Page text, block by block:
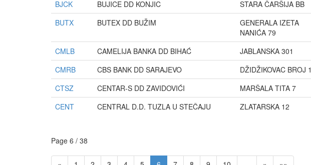
BJCK
BUJICE DD KONJIC STARA ČARŠIJA BB
BUTX
BUTEX DD BUŽIM
GENERALA IZETA
NANIĆA 79
CMLB CAMELIJA BANKA DD BIHAĆ JABLANSKA 301
CMRB
CBS BANK DD SARAJEVO DŽIDŽIKOVAC BROJ 1
CTSZ
CENTAR-S DD ZAVIDOVIĆI MARŠALA TITA 7
CENT
CENTRAL D.D. TUZLA U STEČAJU ZLATARSKA 12
Page 6 / 38